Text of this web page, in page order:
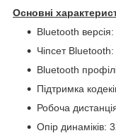
Основні
Bluetooth
Чіпсет
Bluetooth
Підтримка
Робоча
Опір динаміків: